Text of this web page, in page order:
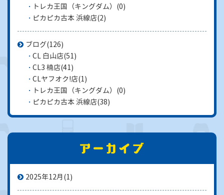
トレカ王国（キングダム） (0)
ピカピカ古本 浜線店(2)
ブログ(126)
CL 白山店(51)
CL3 楠店(41)
CLヤフオク!店(1)
トレカ王国（キングダム） (0)
ピカピカ古本 浜線店(38)
2025年12月 (1)